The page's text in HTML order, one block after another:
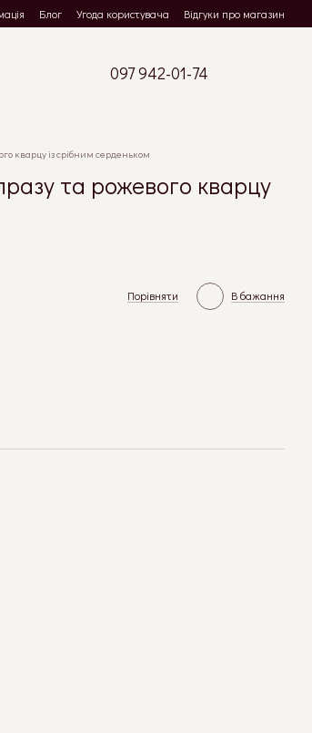
Блог Угода користувача Відгуки про магазин
097 942-01-74
кварцу із срібним серденьком
та рожевого кварцу
Порівняти В бажання